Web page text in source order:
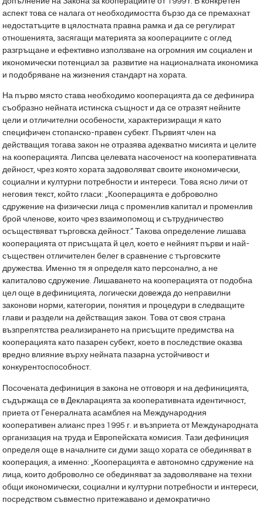
аспект това се налага от необходимостта бързо да се премахнат
недостатъците в цялостната правна рамка и да се регулират
отношенията, засягащи материята за кооперациите с оглед
разгръщане и ефективно използване на огромния им социален и
икономически потенциал за развитие на националната икономика
и подобряване на жизнения стандарт на хората.
На първо място става необходимо кооперацията да се дефинира
съобразно нейната истинска същност и да се отразят нейните
цели и отличителни особености, характеризиращи я като
специфичен стопанско-правен субект. Първият член на
действащия тогава закон не отразява адекватно мисията и целите
на кооперацията. Липсва целевата насоченост на кооперативната
дейност, чрез която хората задоволяват своите икономически,
социални и културни потребности и интереси. Това ясно личи от
неговия текст, който гласи: „Кооперацията е доброволно
сдружение на физически лица с променлив капитал и променлив
брой членове, които чрез взаимопомощ и сътрудничество
осъществяват търговска дейност.” Такова определение лишава
кооперацията от присъщата й цел, което е нейният първи и най-
съществен отличителен белег в сравнение с търговските
дружества. Именно тя я определя като персонално, а не
капиталово сдружение. Лишаването на кооперацията от подобна
цел още в дефиницията, логически довежда до неправилни
законови норми, категории, понятия и процедури в следващите
глави и раздели на действащия закон. Това от своя страна
възпрепятства реализирането на присъщите предимства на
кооперацията като пазарен субект, което в последствие оказва
вредно влияние върху нейната пазарна устойчивост и
конкурентоспособност.
Посочената дефиниция в закона не отговоря и на дефиницията,
съдържаща се в Декларацията за кооперативната идентичност,
приета от Генералната асамблея на Международния
кооперативен алианс през 1995 г. и възприета от Международната
организация на труда и Европейската комисия. Тази дефиниция
определя още в началните си думи защо хората се обединяват в
кооперация, а именно: „Кооперацията е автономно сдружение на
лица, които доброволно се обединяват за задоволяване на техни
общи икономически, социални и културни потребности и интереси,
посредством съвместно притежавано и демократично